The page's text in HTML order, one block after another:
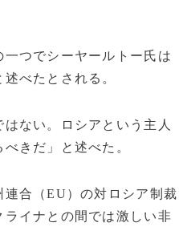
つでシーヤールトー氏は
べたとされる。
ない。ロシアという主人
きだ」と述べた。
合（EU）の対ロシア制裁
イナとの間では激しい非